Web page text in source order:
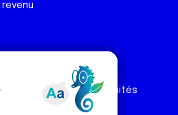
Espace Ligue & comités
Espace chercheur